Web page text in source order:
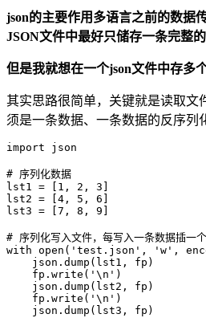
json的主要作用多语言之前的数据
JSON文件中最好只储存一条完整的
但是我就想在一个json文件中存多
其实思路很简单，关键就是读取文
须是一条数据、一条数据的反序列
import json
# 序列化数据
lst1 = [1, 2, 3]
lst2 = [4, 5, 6]
lst3 = [7, 8, 9]
# 序列化写入文件，每写入一条数据插一
with open('test.json', 'w',
    json.dump(lst1, fp)
    fp.write('\n')
    json.dump(lst2, fp)
    fp.write('\n')
    json.dump(lst3, fp)